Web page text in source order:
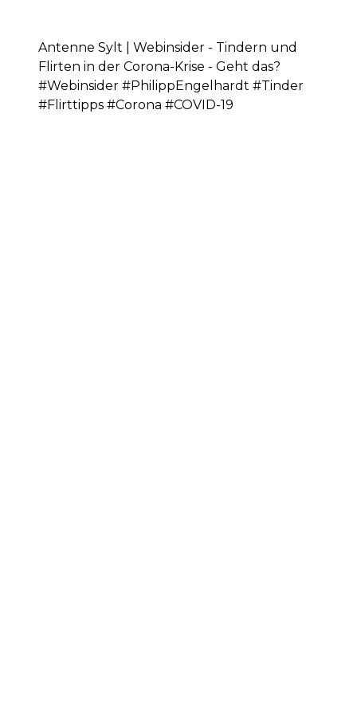
Antenne Sylt | Webinsider - Tindern und
Flirten in der Corona-Krise - Geht das?
#Webinsider #PhilippEngelhardt #Tinder
#Flirttipps #Corona #COVID-19